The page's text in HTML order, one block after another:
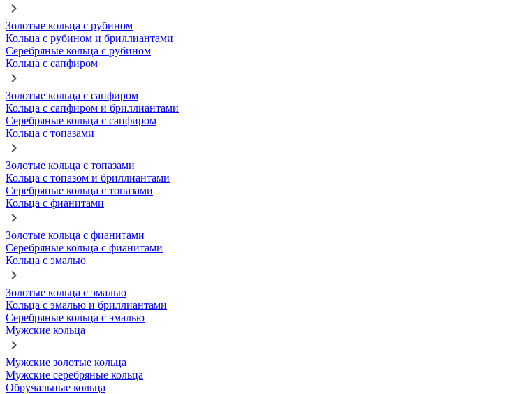
Золотые кольца с рубином
Кольца с рубином и бриллиантами
Серебряные кольца с рубином
Кольца с сапфиром
Золотые кольца с сапфиром
Кольца с сапфиром и бриллиантами
Серебряные кольца с сапфиром
Кольца с топазами
Золотые кольца с топазами
Кольца с топазом и бриллиантами
Серебряные кольца с топазами
Кольца с фианитами
Золотые кольца с фианитами
Серебряные кольца с фианитами
Кольца с эмалью
Золотые кольца с эмалью
Кольца с эмалью и бриллиантами
Серебряные кольца с эмалью
Мужские кольца
Мужские золотые кольца
Мужские серебряные кольца
Обручальные кольца